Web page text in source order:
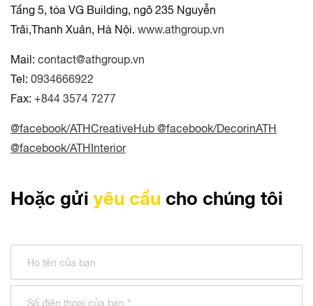
Tầng 5, tòa VG Building, ngõ 235 Nguyễn
Trãi,Thanh Xuân, Hà Nội. www.athgroup.vn
Mail:contact@athgroup.vn
Tel:0934666922
Fax:+844 3574 7277
@facebook/ATHCreativeHub@facebook/DecorinATH
@facebook/ATHInterior
Hoặc gửi yêu cầu cho chúng tôi